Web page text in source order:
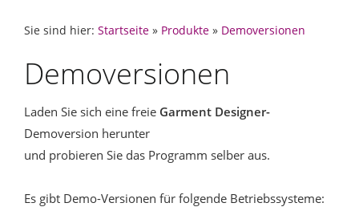
Sie sind hier: Startseite » Produkte » Demoversionen
Demoversionen
Laden Sie sich eine freie Garment Designer-
Demoversion herunter
und probieren Sie das Programm selber aus.
Es gibt Demo-Versionen für folgende Betriebssysteme: